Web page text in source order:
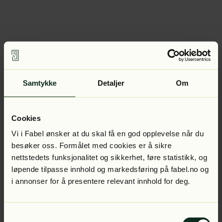
Samtykke Detaljer Om
Cookies
Vi i Fabel ønsker at du skal få en god opplevelse når du
besøker oss. Formålet med cookies er å sikre
nettstedets funksjonalitet og sikkerhet, føre statistikk, og
løpende tilpasse innhold og markedsføring på fabel.no og
i annonser for å presentere relevant innhold for deg.